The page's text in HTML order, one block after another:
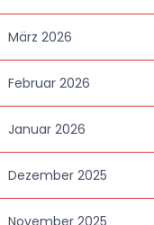
März 2026
Februar 2026
Januar 2026
Dezember 2025
November 2025